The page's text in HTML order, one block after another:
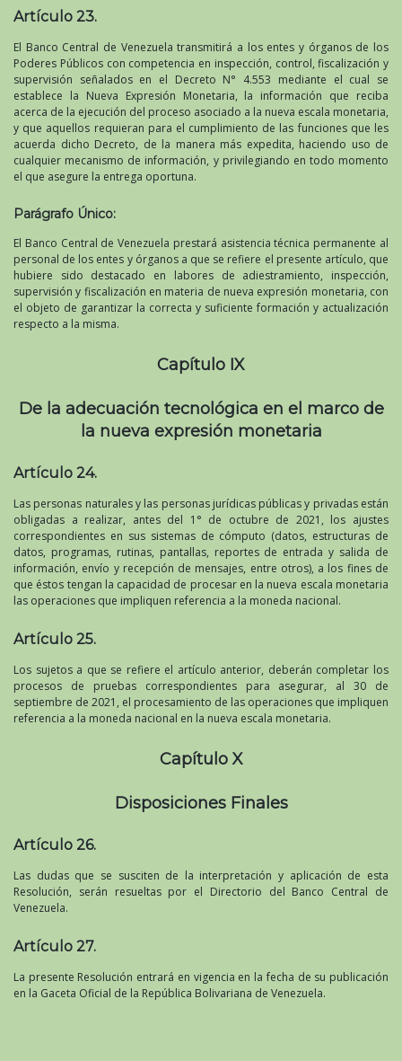
Artículo 23.
El Banco Central de Venezuela transmitirá a los entes y órganos de los
Poderes Públicos con competencia en inspección, control, fiscalización y
supervisión señalados en el Decreto N° 4.553 mediante el cual se
establece la Nueva Expresión Monetaria, la información que reciba
acerca de la ejecución del proceso asociado a la nueva escala monetaria,
y que aquellos requieran para el cumplimiento de las funciones que les
acuerda dicho Decreto, de la manera más expedita, haciendo uso de
cualquier mecanismo de información, y privilegiando en todo momento
el que asegure la entrega oportuna.
Parágrafo Único:
El Banco Central de Venezuela prestará asistencia técnica permanente al
personal de los entes y órganos a que se refiere el presente artículo, que
hubiere sido destacado en labores de adiestramiento, inspección,
supervisión y fiscalización en materia de nueva expresión monetaria, con
el objeto de garantizar la correcta y suficiente formación y actualización
respecto a la misma.
Capítulo IX
De la adecuación tecnológica en el marco de
la nueva expresión monetaria
Artículo 24.
Las personas naturales y las personas jurídicas públicas y privadas están
obligadas a realizar, antes del 1° de octubre de 2021, los ajustes
correspondientes en sus sistemas de cómputo (datos, estructuras de
datos, programas, rutinas, pantallas, reportes de entrada y salida de
información, envío y recepción de mensajes, entre otros), a los fines de
que éstos tengan la capacidad de procesar en la nueva escala monetaria
las operaciones que impliquen referencia a la moneda nacional.
Artículo 25.
Los sujetos a que se refiere el artículo anterior, deberán completar los
procesos de pruebas correspondientes para asegurar, al 30 de
septiembre de 2021, el procesamiento de las operaciones que impliquen
referencia a la moneda nacional en la nueva escala monetaria.
Capítulo X
Disposiciones Finales
Artículo 26.
Las dudas que se susciten de la interpretación y aplicación de esta
Resolución, serán resueltas por el Directorio del Banco Central de
Venezuela.
Artículo 27.
La presente Resolución entrará en vigencia en la fecha de su publicación
en la Gaceta Oficial de la República Bolivariana de Venezuela.